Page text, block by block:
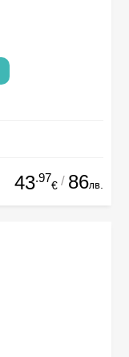
43.97
€ / 86лв.